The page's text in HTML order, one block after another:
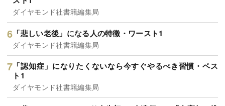
ダイヤモンド社書籍編集局
「悲しい老後」になる人の特徴・ワースト1
ダイヤモンド社書籍編集局
「認知症」になりたくないなら今すぐやるべき習慣・ベス
ト1
ダイヤモンド社書籍編集局